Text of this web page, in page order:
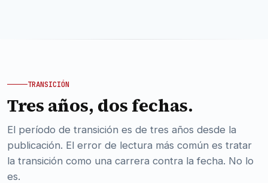
TRANSICIÓN
Tres años, dos fechas.
El período de transición es de tres años desde la
publicación. El error de lectura más común es tratar
la transición como una carrera contra la fecha. No lo
es.